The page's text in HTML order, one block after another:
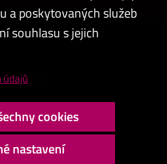
údajů
a poskytovaných služeb
souhlasu s jejich
údajů
cookies
nastavení